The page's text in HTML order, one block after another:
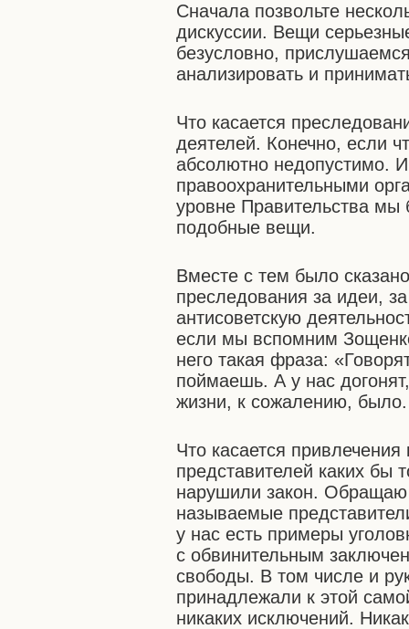
Сначала позвольте
дискуссии. Вещи
безусловно,
анализировать и
Что касается
деятелей. Конечно, если
абсолютно недопустимо.
правоохранительными
уровне Правительства мы
подобные вещи.
Вместе с тем было
преследования за идеи,
антисоветскую
если мы вспомним
него такая фраза:
поймаешь. А у нас
жизни, к сожалению, было.
Что касается привлечения
представителей каких бы
нарушили закон.
называемые
у нас есть примеры
с обвинительным
свободы. В том числе и
принадлежали к этой
никаких исключений.